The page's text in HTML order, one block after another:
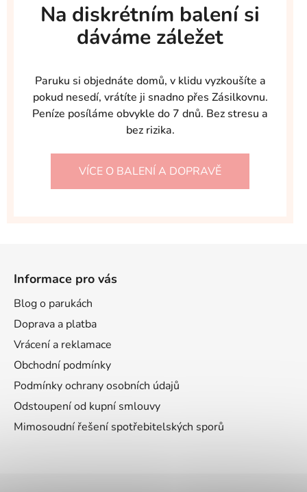
Na diskrétním balení si
dáváme záležet
Paruku si objednáte domů, v klidu vyzkoušíte a
pokud nesedí, vrátíte ji snadno přes Zásilkovnu.
Peníze posíláme obvykle do 7 dnů. Bez stresu a
bez rizika.
VÍCE O BALENÍ A DOPRAVĚ
Informace pro vás
Blog o parukách
Doprava a platba
Vrácení a reklamace
Obchodní podmínky
Podmínky ochrany osobních údajů
Odstoupení od kupní smlouvy
Mimosoudní řešení spotřebitelských sporů